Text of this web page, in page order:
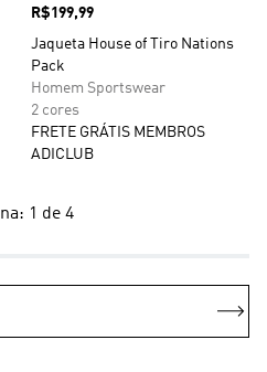
Preço
R$199,99
Jaqueta House of Tiro Nations
Pack
Homem Sportswear
2 cores
FRETE GRÁTIS MEMBROS
ADICLUB
1 de 4